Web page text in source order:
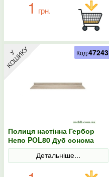
1 грн.
Полиця настінна Гербор
Непо POL80 Дуб сонома
Детальніше...
Код:47243